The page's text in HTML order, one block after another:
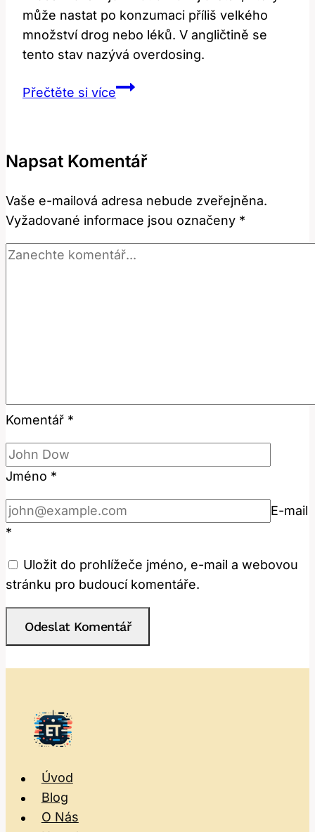
může nastat po konzumaci příliš velkého
množství drog nebo léků. V angličtině se
tento stav nazývá overdosing.
Přečtěte si vícePředávkování:
v
Napsat Komentář
Vaše e-mailová adresa nebude zveřejněna.
Vyžadované informace jsou označeny *
Komentář *
Jméno *
E-mail
*
Uložit do prohlížeče jméno, e-mail a webovou
stránku pro budoucí komentáře.
Úvod
Blog
O Nás